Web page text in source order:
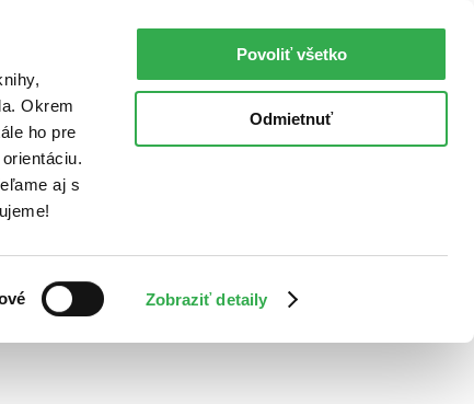
Okrem
ho pre
aj s
Zobraziť detaily
Povoliť všetko
Odmietnuť